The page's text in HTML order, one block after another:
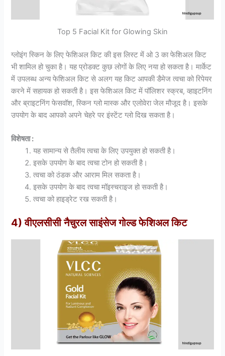
Top 5 Facial Kit for Glowing Skin
ग्लोइंग स्किन के लिए फेशिअल किट की इस लिस्ट में ओ 3 का फेशिअल किट
भी शामिल हो चुका है। यह प्रोडक्ट कुछ लोगों के लिए नया हो सकता है। मार्केट
में उपलब्ध अन्य फेशिअल किट से अलग यह किट आपकी डैमेज त्वचा को रिपेयर
करने में सहायक हो सकती है। इस फेशिअल किट में पॉलिशर स्क्रब, व्हाइटनिंग
और ब्राइटनिंग फेसवॉश, स्किन ग्लो मास्क और एलोवेरा जेल मौजूद है। इसके
उपयोग के बाद आपको अपने चेहरे पर इंस्टेंट ग्लो दिख सकता है।
विशेषता :
यह सामान्य से तैलीय त्वचा के लिए उपयुक्त हो सकती है।
इसके उपयोग के बाद त्वचा टोन हो सकती है।
त्वचा को ठंडक और आराम मिल सकता है।
इसके उपयोग के बाद त्वचा मॉइस्चराइज हो सकती है।
त्वचा को हाइड्रेट रख सकती है।
4) वीएलसीसी नैचुरल साइंसेज गोल्ड फेशिअल किट